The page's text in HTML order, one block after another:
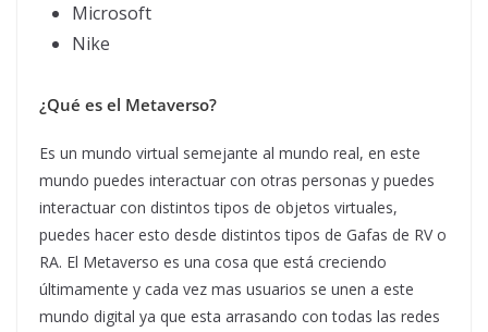
Microsoft
Nike
¿Qué es el Metaverso?
Es un mundo virtual semejante al mundo real, en este
mundo puedes interactuar con otras personas y puedes
interactuar con distintos tipos de objetos virtuales,
puedes hacer esto desde distintos tipos de Gafas de RV o
RA. El Metaverso es una cosa que está creciendo
últimamente y cada vez mas usuarios se unen a este
mundo digital ya que esta arrasando con todas las redes